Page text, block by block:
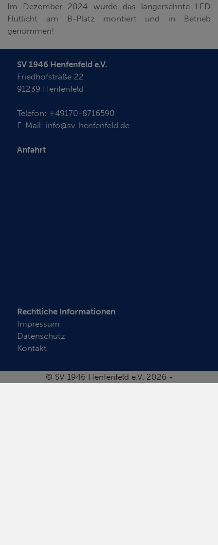
Im Dezember 2024 wurde das langersehnte LED
Flutlicht am B-Platz montiert und in Betrieb
genommen!
SV 1946 Henfenfeld e.V.
Friedhofstraße 22
91239 Henfenfeld
Telefon: +49170-8716590
E-Mail: info@sv-henfenfeld.de
Anfahrt
Rechtliche Informationen
Impressum
Datenschutz
Kontakt
© SV 1946 Henfenfeld e.V. 2026 -